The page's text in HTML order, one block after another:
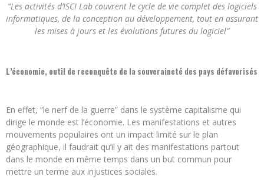
“Les activités d’ISCI Lab couvrent le cycle de vie complet des logiciels
informatiques, de la conception au développement, tout en assurant
les mises à jours et les évolutions futures du logiciel”
L’économie, outil de reconquête de la souveraineté des pays défavorisés
En effet, “le nerf de la guerre” dans le système capitalisme qui
dirige le monde est l’économie. Les manifestations et autres
mouvements populaires ont un impact limité sur le plan
géographique, il faudrait qu’il y ait des manifestations partout
dans le monde en même temps dans un but commun pour
mettre un terme aux injustices sociales.